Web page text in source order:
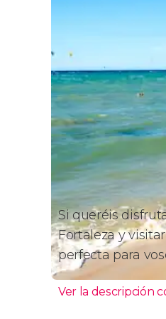
Si queréis
Fortaleza y
perfecta para
Ver la descripción